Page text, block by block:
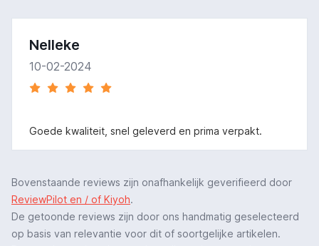
Nelleke
10-02-2024
Goede kwaliteit, snel geleverd en prima verpakt.
Bovenstaande reviews zijn onafhankelijk geverifieerd door
ReviewPilot en / of Kiyoh.
De getoonde reviews zijn door ons handmatig geselecteerd
op basis van relevantie voor dit of soortgelijke artikelen.